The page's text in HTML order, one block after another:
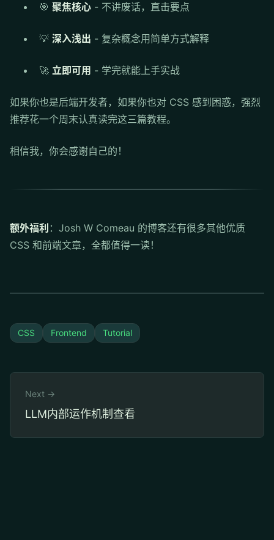
🎯 聚焦核心 - 不讲废话，直击要点
💡 深入浅出 - 复杂概念用简单方式解释
🚀 立即可用 - 学完就能上手实战
如果你也是后端开发者，如果你也对 CSS 感到困惑，强烈
推荐花一个周末认真读完这三篇教程。
相信我，你会感谢自己的！
额外福利 ：Josh W Comeau 的博客还有很多其他优质
CSS 和前端文章，全都值得一读！
CSS Frontend Tutorial
Next →
LLM内部运作机制查看